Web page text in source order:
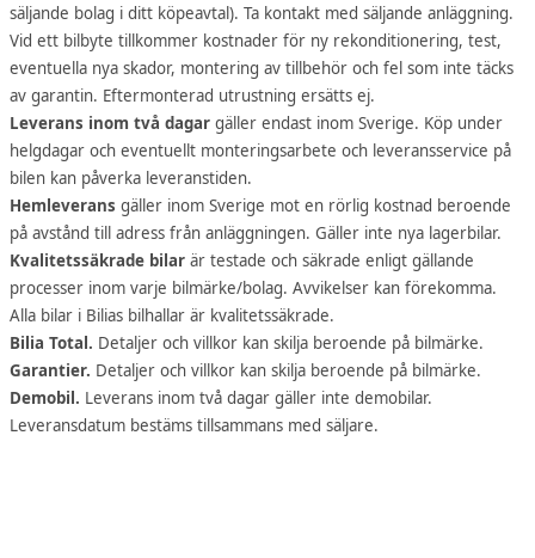
säljande bolag i ditt köpeavtal). Ta kontakt med säljande anläggning.
Vid ett bilbyte tillkommer kostnader för ny rekonditionering, test,
eventuella nya skador, montering av tillbehör och fel som inte täcks
av garantin. Eftermonterad utrustning ersätts ej.
Leverans inom två dagar gäller endast inom Sverige. Köp under
helgdagar och eventuellt monteringsarbete och leveransservice på
bilen kan påverka leveranstiden.
Hemleverans gäller inom Sverige mot en rörlig kostnad beroende
på avstånd till adress från anläggningen. Gäller inte nya lagerbilar.
Kvalitetssäkrade bilar är testade och säkrade enligt gällande
processer inom varje bilmärke/bolag. Avvikelser kan förekomma.
Alla bilar i Bilias bilhallar är kvalitetssäkrade.
Bilia Total. Detaljer och villkor kan skilja beroende på bilmärke.
Garantier. Detaljer och villkor kan skilja beroende på bilmärke.
Demobil. Leverans inom två dagar gäller inte demobilar.
Leveransdatum bestäms tillsammans med säljare.